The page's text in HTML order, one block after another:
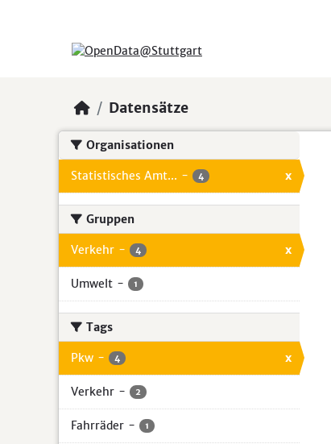
Datensätze
Organisationen
Statistisches Amt... - 4 x
Gruppen
Verkehr - 4 x
Umwelt - 1
Tags
Pkw - 4 x
Verkehr - 2
Fahrräder - 1